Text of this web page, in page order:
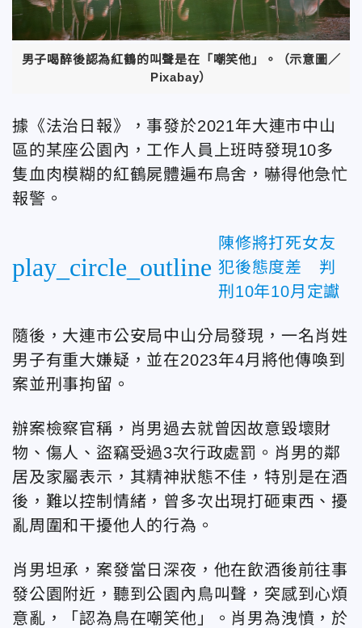
男子喝醉後認為紅鶴的叫聲是在「嘲笑他」。（示意圖／
Pixabay）
據《法治日報》，事發於2021年大連市中山
區的某座公園內，工作人員上班時發現10多
隻血肉模糊的紅鶴屍體遍布鳥舍，嚇得他急忙
報警。
play_circle_outline
陳修將打死女友
犯後態度差 判
刑10年10月定讞
隨後，大連市公安局中山分局發現，一名肖姓
男子有重大嫌疑，並在2023年4月將他傳喚到
案並刑事拘留。
辦案檢察官稱，肖男過去就曾因故意毀壞財
物、傷人、盜竊受過3次行政處罰。肖男的鄰
居及家屬表示，其精神狀態不佳，特別是在酒
後，難以控制情緒，曾多次出現打砸東西、擾
亂周圍和干擾他人的行為。
肖男坦承，案發當日深夜，他在飲酒後前往事
發公園附近，聽到公園內鳥叫聲，突感到心煩
意亂，「認為鳥在嘲笑他」。肖男為洩憤，於